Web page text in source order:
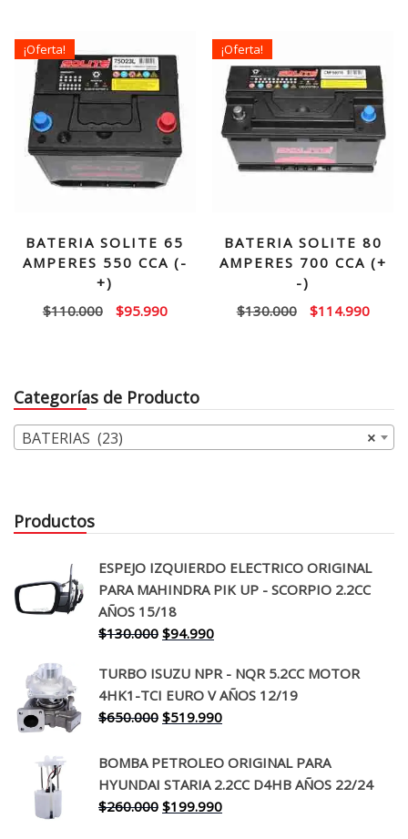
$100.000.$81.990.
¡Oferta!
BATERIA SOLITE 65
AMPERES 550 CCA (-
+)
$110.000
El
$110.000.
$95.990El
$95.990.
¡Oferta!
BATERIA SOLITE 80
AMPERES 700 CCA (+
-)
$130.000
El
$114.990El
Categorías de Producto
×
BATERIAS (23)
Productos
ESPEJO IZQUIERDO ELECTRICO ORIGINAL
PARA MAHINDRA PIK UP - SCORPIO 2.2CC
AÑOS 15/18
$130.000 El
original
era:
$130.000.
$94.990El
actual
es:
$94.990.
TURBO ISUZU NPR - NQR 5.2CC MOTOR
4HK1-TCI EURO V AÑOS 12/19
$650.000 El
original
era:
$650.000.
$519.990El
actual
es:
$519.990.
BOMBA PETROLEO ORIGINAL PARA
HYUNDAI STARIA 2.2CC D4HB AÑOS 22/24
$260.000 El
$199.990El